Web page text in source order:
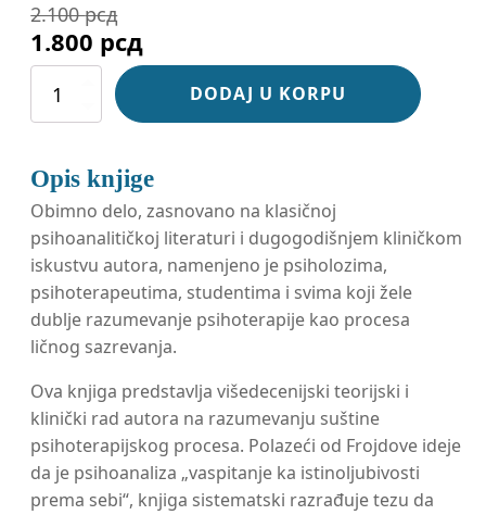
2.100рсд
Оригинална
цена
била:
1.800 рсдТренутна
цена
1.800 рсд.
psihoterapija
vaspitanje
количина DODAJ U KORPU
Opis knjige
Obimno delo, zasnovano na klasičnoj
psihoanalitičkoj literaturi i dugogodišnjem kliničkom
iskustvu autora, namenjeno je psiholozima,
psihoterapeutima, studentima i svima koji žele
dublje razumevanje psihoterapije kao procesa
ličnog sazrevanja.
Ova knjiga predstavlja višedecenijski teorijski i
klinički rad autora na razumevanju suštine
psihoterapijskog procesa. Polazeći od Frojdove ideje
da je psihoanaliza „vaspitanje ka istinoljubivosti
prema sebi“, knjiga sistematski razrađuje tezu da